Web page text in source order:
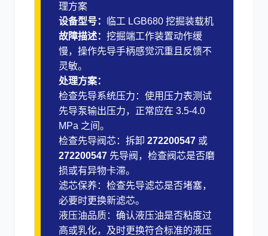
理方案
设备型号：
临工 LGB680 挖掘装载机
故障描述： 挖掘端工作装置动作缓
慢，操作先导手柄感觉沉重且反馈不
灵敏。
处理方案：
检查先导系统压力：使用压力表测试
先导泵输出压力，正常应在 3.5-4.0
MPa 之间。
检查先导阀芯：拆卸 272200547 或
272200547 先导阀，检查阀芯是否磨
损或有异物卡滞。
滤芯保养：检查先导滤芯是否堵塞，
必要时更换新滤芯。
液压油品质：确认液压油是否粘度过
高或乳化，及时更换符合标准的液压